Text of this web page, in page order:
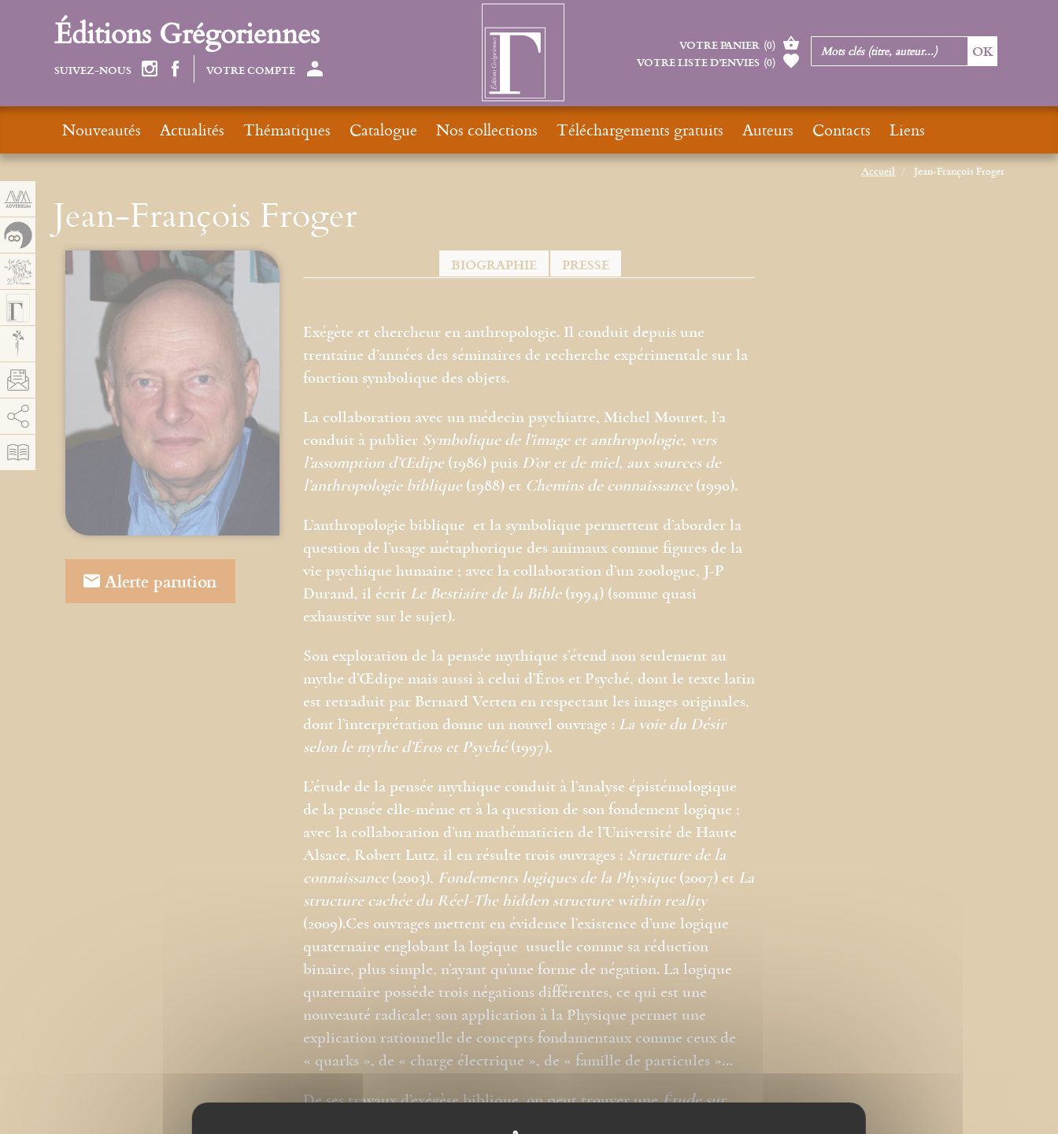
Accueil Jean-François Froger
Jean-François Froger
Alerte parution
BIOGRAPHIE PRESSE
Exégète et chercheur en anthropologie. Il conduit depuis une
trentaine d’années des séminaires de recherche expérimentale sur la
fonction symbolique des objets.
La collaboration avec un médecin psychiatre, Michel Mouret, l’a
conduit à publier Symbolique de l’image et anthropologie, vers
l’assomption d’Œdipe(1986) puis D’or et de miel, aux sources de
l’anthropologie biblique(1988) et Chemins de connaissance(1990).
L’anthropologie biblique et la symbolique permettent d’aborder la
question de l’usage métaphorique des animaux comme figures de la
vie psychique humaine ; avec la collaboration d’un zoologue, J-P
Durand, il écrit Le Bestiaire de la Bible(1994) (somme quasi
exhaustive sur le sujet).
Son exploration de la pensée mythique s’étend non seulement au
mythe d’Œdipe mais aussi à celui d’Éros et Psyché, dont le texte latin
est retraduit par Bernard Verten en respectant les images originales,
dont l’interprétation donne un nouvel ouvrage : La voie du Désir
selon le mythe d’Éros et Psyché(1997).
L’étude de la pensée mythique conduit à l’analyse épistémologique
de la pensée elle-même et à la question de son fondement logique ;
avec la collaboration d’un mathématicien de l’Université de Haute
Alsace, Robert Lutz, il en résulte trois ouvrages : Structure de la
connaissance(2003), Fondements logiques de la Physique(2007) et La
structure cachée du Réel-The hidden structure within reality
(2009).Ces ouvrages mettent en évidence l’existence d’une logique
quaternaire englobant la logique usuelle comme sa réduction
binaire, plus simple, n’ayant qu’une forme de négation. La logique
quaternaire possède trois négations différentes, ce qui est une
nouveauté radicale; son application à la Physique permet une
explication rationnelle de concepts fondamentaux comme ceux de
« quarks », de « charge électrique », de « famille de particules »…
De ses travaux d’exégèse biblique, on peut trouver uneÉtude sur
Éditions Grégoriennes
SUIVEZ-NOUS VOTRE COMPTE
VOTRE PANIER (0)
VOTRE LISTE D’ENVIES (0)
Nouveautés Actualités Thématiques Catalogue Nos collections Téléchargements gratuits Auteurs Contacts Liens
AddThis est désactivé. Autoriser
Panneau de gestion des cookies